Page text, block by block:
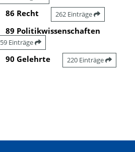
86 Recht 262 Einträge
89 Politikwissenschaften
59 Einträge
90 Gelehrte 220 Einträge